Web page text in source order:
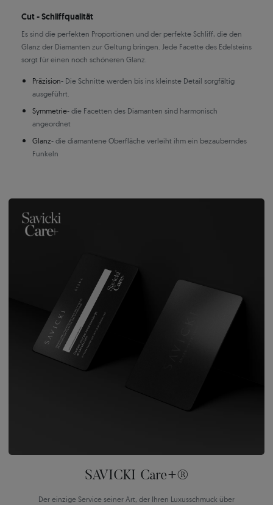
Cut - Schliffqualität
Es sind die perfekten Proportionen und der perfekte Schliff, die den
Glanz der Diamanten zur Geltung bringen. Jede Facette des Edelsteins
sorgt für einen noch schöneren Glanz.
Präzision- Die Schnitte werden bis ins kleinste Detail sorgfältig
ausgeführt.
Symmetrie- die Facetten des Diamanten sind harmonisch
angeordnet
Glanz- die diamantene Oberfläche verleiht ihm ein bezauberndes
Funkeln
SAVICKI Care+®
Der einzige Service seiner Art, der Ihren Luxusschmuck über